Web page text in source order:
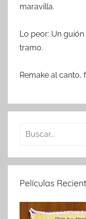
maravilla.
Lo peor: Un
tramo.
Remake al canto,
s
a
Películas